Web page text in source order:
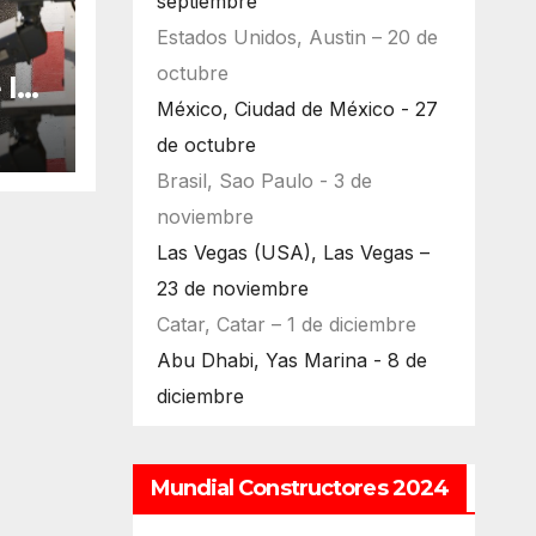
la
Estados Unidos, Austin – 20 de
octubre
México, Ciudad de México - 27
de octubre
Brasil, Sao Paulo - 3 de
noviembre
Las Vegas (USA), Las Vegas –
23 de noviembre
Catar, Catar – 1 de diciembre
Abu Dhabi, Yas Marina - 8 de
diciembre
Mundial Constructores 2024